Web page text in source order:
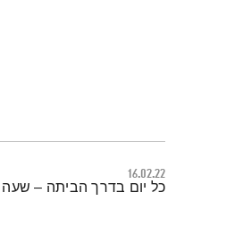
16.02.22
תמצית הפודקאסט
כל יום בדרך הביתה – שעה